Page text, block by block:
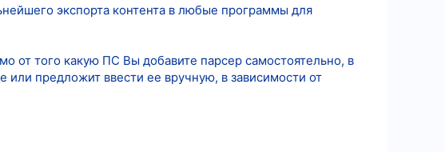
экспорта контента в любые программы для
от того какую ПС Вы добавите парсер самостоятельно, в
или предложит ввести ее вручную, в зависимости от